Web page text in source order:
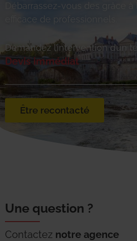
Débarrassez-vous des
grâce
efficace de professionnels.
Demandez l’intervention d’un
Devis immédiat
Être recontacté
Une question ?
Contactez notre agence